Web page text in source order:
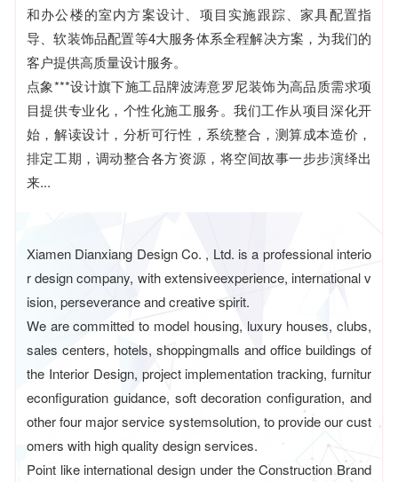
和办公楼的室内方案设计、项目实施跟踪、家具配置指
导、软装饰品配置等4大服务体系全程解决方案，为我们的
客户提供高质量设计服务。
点象***设计旗下施工品牌波涛意罗尼装饰为高品质需求项
目提供专业化，个性化施工服务。我们工作从项目深化开
始，解读设计，分析可行性，系统整合，测算成本造价，
排定工期，调动整合各方资源，将空间故事一步步演绎出
来...
Xiamen Dianxiang Design Co. , Ltd. is a professional interio
r design company, with extensiveexperience, international v
ision, perseverance and creative spirit.
We are committed to model housing, luxury houses, clubs,
sales centers, hotels, shoppingmalls and office buildings of
the Interior Design, project implementation tracking, furnitur
econfiguration guidance, soft decoration configuration, and
other four major service systemsolution, to provide our cust
omers with high quality design services.
Point like international design under the Construction Brand